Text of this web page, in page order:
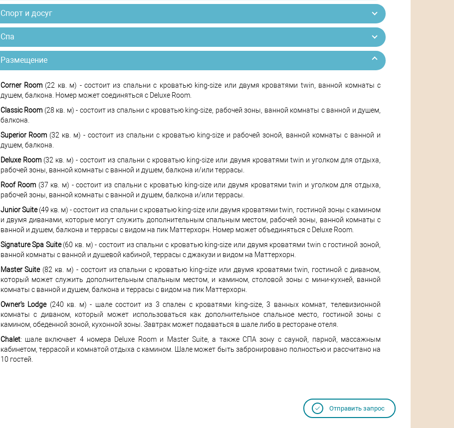
Спорт и досуг
Спа
Размещение
Corner Room(22 кв. м) - состоит из спальни с кроватью king-size или двумя кроватями twin, ванной комнаты с
душем, балкона. Номер может соединяться с Deluxe Room.
Classic Room (28 кв. м) - состоит из спальни с кроватью king-size, рабочей зоны, ванной комнаты с ванной и душем,
балкона.
Superior Room (32 кв. м) - состоит из спальни с кроватью king-size и рабочей зоной, ванной комнаты с ванной и
душем, балкона.
Deluxe Room(32 кв. м) - состоит из спальни с кроватью king-size или двумя кроватями twin и уголком для отдыха,
рабочей зоны, ванной комнаты с ванной и душем, балкона и/или террасы.
Roof Room (37 кв. м) - состоит из спальни с кроватью king-size или двумя кроватями twin и уголком для отдыха,
рабочей зоны, ванной комнаты с ванной и душем, балкона и/или террасы.
Junior Suite(49 кв. м) - состоит из спальни с кроватью king-size или двумя кроватями twin, гостиной зоны с камином
и двумя диванами, которые могут служить дополнительным спальным местом, рабочей зоны, ванной комнаты с
ванной и душем, балкона и террасы с видом на пик Маттерхорн. Номер может объединяться с Deluxe Room.
Signature Spa Suite(60 кв. м) - состоит из спальни с кроватью king-size или двумя кроватями twin с гостиной зоной,
ванной комнаты с ванной и душевой кабиной, террасы с джакузи и видом на Маттерхорн.
Master Suite(82 кв. м) - состоит из спальни с кроватью king-size или двумя кроватями twin, гостиной с диваном,
который может служить дополнительным спальным местом, и камином, столовой зоны с мини-кухней, ванной
комнаты с ванной и душем, балкона и террасы с видом на пик Маттерхорн.
Owner's Lodge(240 кв. м) - шале состоит из 3 спален с кроватями king-size, 3 ванных комнат, телевизионной
комнаты с диваном, который может использоваться как дополнительное спальное место, гостиной зоны с
камином, обеденной зоной, кухонной зоны. Завтрак может подаваться в шале либо в ресторане отеля.
Chalet: шале включает 4 номера Deluxe Room и Master Suite, а также СПА зону с сауной, парной, массажным
кабинетом, террасой и комнатой отдыха с камином. Шале может быть забронировано полностью и рассчитано на
10 гостей.
Отправить запрос